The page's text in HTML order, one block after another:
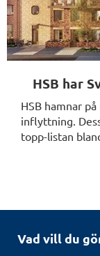
HSB har
HSB hamnar
inflyttning.
topp-listan
Vad vill du